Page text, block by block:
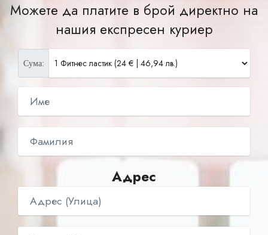
Можете да платите в брой директно на
нашия експресен куриер
Сума:
Адрес